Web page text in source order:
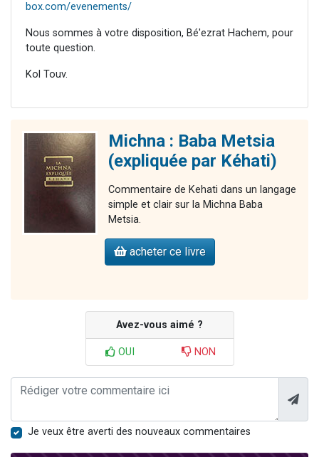
box.com/evenements/
Nous sommes à votre disposition, Bé'ezrat Hachem, pour
toute question.
Kol Touv.
Michna : Baba Metsia
(expliquée par Kéhati)
Commentaire de Kehati dans un langage
simple et clair sur la Michna Baba
Metsia.
acheter ce livre
Avez-vous aimé ?
OUI NON
Je veux être averti des nouveaux commentaires